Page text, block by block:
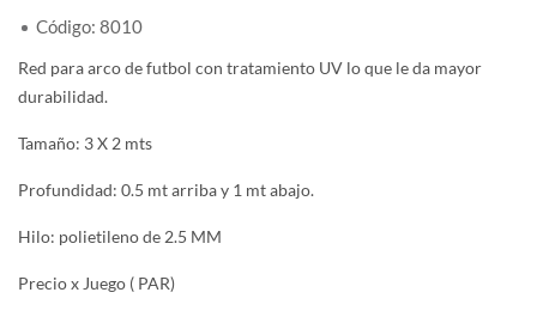
Código: 8010
Red para arco de futbol con tratamiento UV lo que le da mayor
durabilidad.
Tamaño: 3 X 2 mts
Profundidad: 0.5 mt arriba y 1 mt abajo.
Hilo: polietileno de 2.5 MM
Precio x Juego ( PAR)